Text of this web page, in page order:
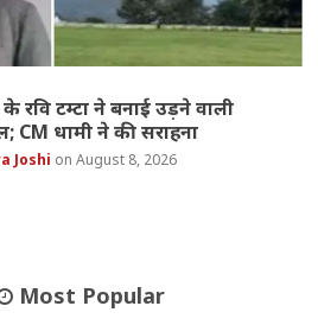
टम्टा ने बनाई उड़ने वाली
CM धामी ने की सराहना
Joshi August 8, 2026
Most Popular